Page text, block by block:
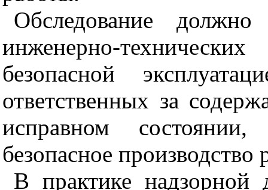
Обследование
инженерно-
безопасной
ответственных за
исправном
безопасное производство
В практике надзорной